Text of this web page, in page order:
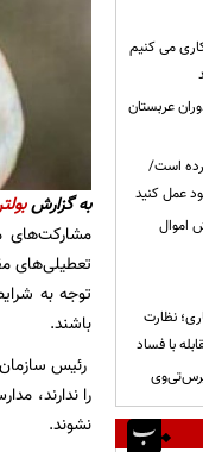
به گزارش
مشارکت‌های
تعطیلی‌های
توجه به
باشند.
رئیس
را ندارند،
نشوند.
کاری می کنیم
عربستان
است/
عمل کنید
اموال
نظارت
با فساد
پرس‌تی‌وی